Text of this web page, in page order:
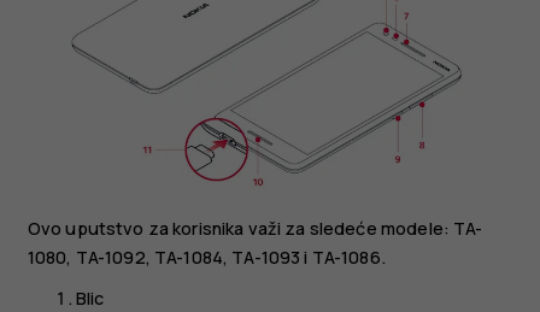
Ovo uputstvo za korisnika važi za sledeće modele: TA-
1080, TA-1092, TA-1084, TA-1093 i TA-1086.
Blic